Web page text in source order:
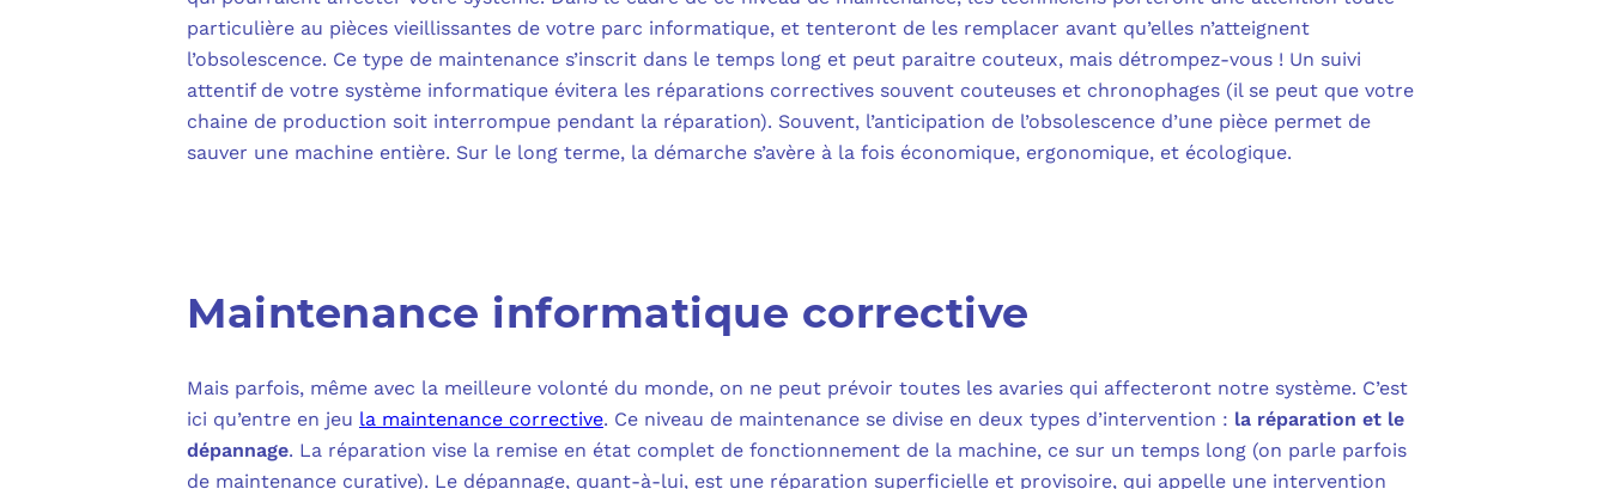
particulière au pièces vieillissantes de votre parc informatique, et tenteront de les remplacer avant qu’elles n’atteignent
l’obsolescence. Ce type de maintenance s’inscrit dans le temps long et peut paraitre couteux, mais détrompez-vous ! Un suivi
attentif de votre système informatique évitera les réparations correctives souvent couteuses et chronophages (il se peut que votre
chaine de production soit interrompue pendant la réparation). Souvent, l’anticipation de l’obsolescence d’une pièce permet de
sauver une machine entière. Sur le long terme, la démarche s’avère à la fois économique, ergonomique, et écologique.
Maintenance informatique corrective
Mais parfois, même avec la meilleure volonté du monde, on ne peut prévoir toutes les avaries qui affecteront notre système. C’est
ici qu’entre en jeu la maintenance corrective. Ce niveau de maintenance se divise en deux types d’intervention : la réparation et le
dépannage. La réparation vise la remise en état complet de fonctionnement de la machine, ce sur un temps long (on parle parfois
de maintenance curative). Le dépannage, quant-à-lui, est une réparation superficielle et provisoire, qui appelle une intervention